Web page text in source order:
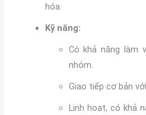
hóa.
Kỹ năng:
Có khả năng làm
nhóm.
Giao tiếp cơ bản
Linh hoạt, có khả